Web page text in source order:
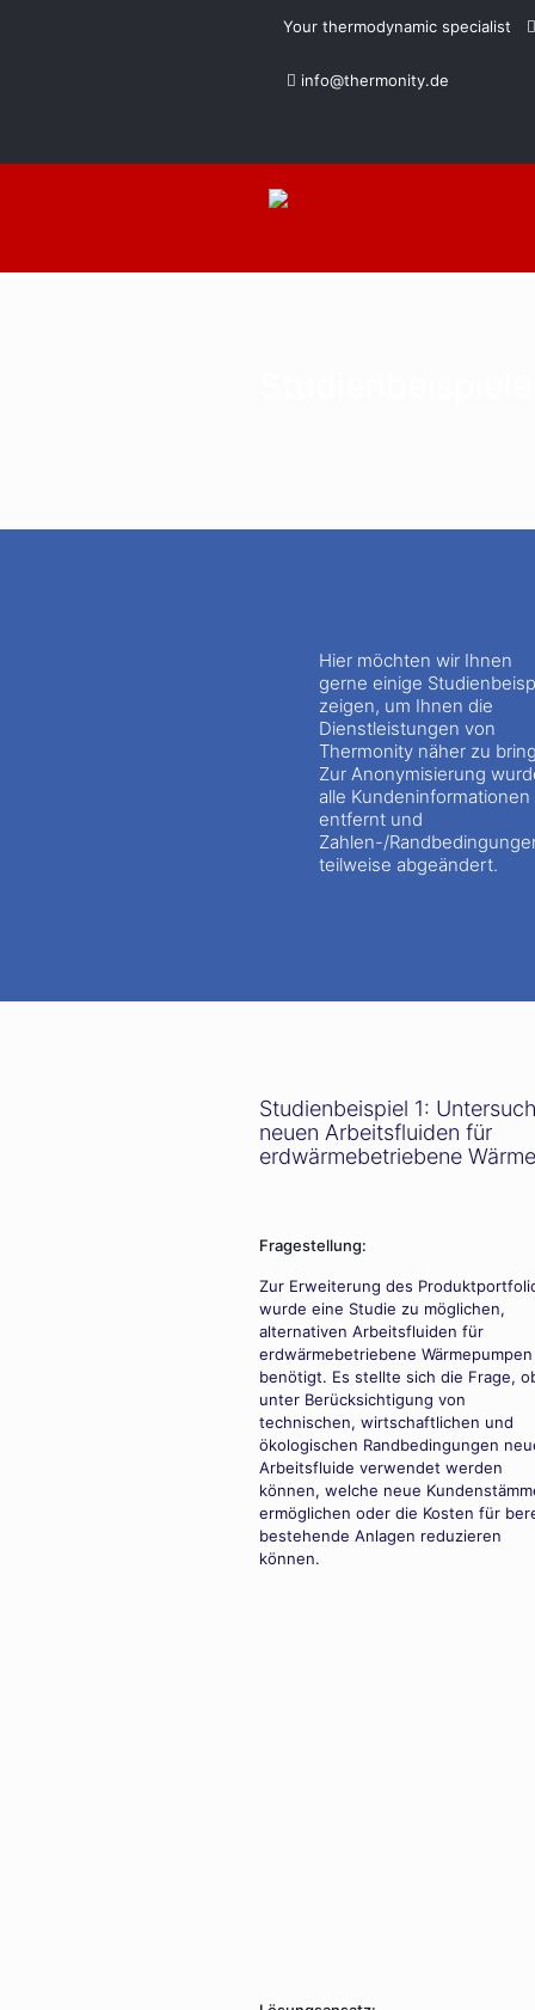
Your thermodynamic specialist
info@thermonity.de
Hier möchten wir Ihnen
gerne einige
zeigen, um Ihnen die
Dienstleistungen von
Thermonity näher zu
Zur Anonymisierung
alle Kundeninformationen
entfernt und
Zahlen-/
teilweise abgeändert.
Studienbeispiel 1:
neuen Arbeitsfluiden für
erdwärmebetriebene
Fragestellung:
Zur Erweiterung des
wurde eine Studie zu möglichen,
alternativen Arbeitsfluiden für
erdwärmebetriebene Wärmepumpen
benötigt. Es stellte sich die Frage,
unter Berücksichtigung von
technischen, wirtschaftlichen und
ökologischen Randbedingungen
Arbeitsfluide verwendet werden
können, welche neue
ermöglichen oder die Kosten für
bestehende Anlagen reduzieren
können.